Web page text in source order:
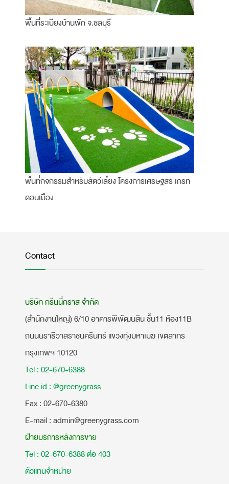
พื้นที่ระเบียงบ้านพัก จ.ชลบุรี
พื้นที่กิจกรรมสำหรับสัตว์เลี้ยง โครงการเศรษฐสิริ เกรท
ดอนเมือง
Contact
บริษัท กรีนนี่กราส จำกัด
(สำนักงานใหญ่) 6/10 อาคารพิพัฒนสิน ชั้น11 ห้อง11B
ถนนนราธิวาสราชนครินทร์ แขวงทุ่งมหาเมฆ เขตสาทร
กรุงเทพฯ 10120
Tel : 02-670-6388
Line id : @greenygrass
​Fax : 02-670-6380
E-mail : admin@greenygrass.com
ฝ่ายบริการหลังการขาย
Tel : 02-670-6388 ต่อ 403
ตัวแทนจำหน่าย